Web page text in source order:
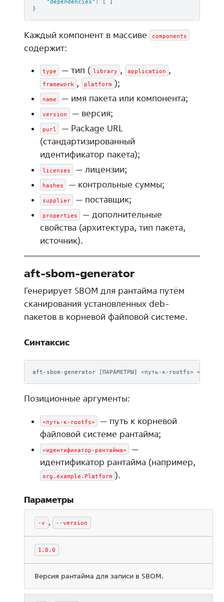
}
Каждый компонент в массиве components
содержит:
type — тип ( library , application ,
framework , platform );
name — имя пакета или компонента;
version — версия;
purl
— Package URL
(стандартизированный
идентификатор пакета);
licenses — лицензии;
hashes — контрольные суммы;
supplier — поставщик;
properties
— дополнительные
свойства (архитектура, тип пакета,
источник).
aft-sbom-generator
Генерирует SBOM для рантайма путём
сканирования установленных deb-
пакетов в корневой файловой системе.
Синтаксис
Позиционные аргументы:
<путь-к-rootfs>
— путь к корневой
файловой системе рантайма;
<идентификатор-рантайма>
—
идентификатор рантайма (например,
org.example.Platform ).
Параметры
-v , --version
1.0.0
Версия рантайма для записи в SBOM.